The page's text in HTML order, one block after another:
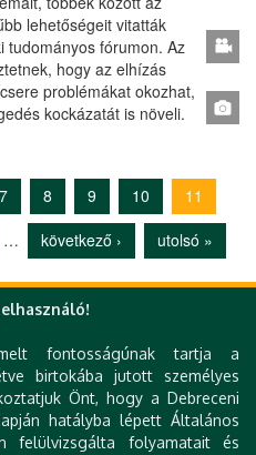
lehetőségeit vitatták
tudományos fórumon. Az
hogy az elhízás
problémákat okozhat,
kockázatát is növeli.
7 8 9 10
11
… következő › utolsó »
fontosságúnak tartja a
birtokába jutott személyes
Önt, hogy a Debreceni
hatályba lépett Általános
felülvizsgálta folyamatait és